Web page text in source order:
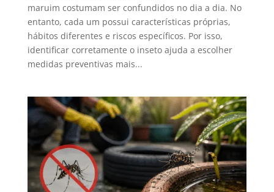
maruim costumam ser confundidos no dia a dia. No
entanto, cada um possui características próprias,
hábitos diferentes e riscos específicos. Por isso,
identificar corretamente o inseto ajuda a escolher
medidas preventivas mais...